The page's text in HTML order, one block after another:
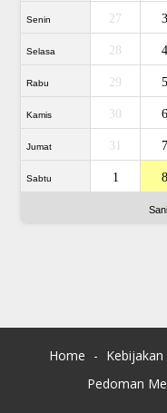
Senin 27 3
Selasa 28 4
Rabu 29 5
Kamis 30 6
Jumat 31 7
Sabtu 1 8
Home Kebijakan
Pedoman